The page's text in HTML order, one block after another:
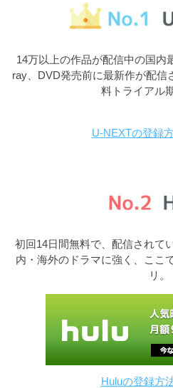
14万以上の作品が配信中の国内
ray、DVD発売前に最新作が配信
料トライアル
U-NEXTの登録
初回14日間無料で、配信されて
内・海外のドラマに強く、ここ
リ。
Huluの登録方